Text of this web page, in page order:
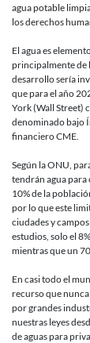
agua potable
los derechos
El agua es
principalmente de
desarrollo sería
que para el año
York (Wall Street)
denominado bajo
financiero CME.
Según la ONU,
tendrán agua para
10% de la
por lo que este
ciudades y
estudios, solo el
mientras que un
En casi todo el
recurso que
por grandes
nuestras leyes
de aguas para